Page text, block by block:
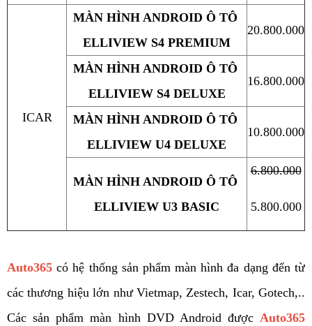
ICAR
MÀN HÌNH ANDROID Ô TÔ
ELLIVIEW S4 PREMIUM
20.800.000
MÀN HÌNH ANDROID Ô TÔ
ELLIVIEW S4 DELUXE
16.800.000
MÀN HÌNH ANDROID Ô TÔ
ELLIVIEW U4 DELUXE
10.800.000
MÀN HÌNH ANDROID Ô TÔ
ELLIVIEW U3 BASIC
6.800.000
5.800.000
Auto365 có hệ thống sản phẩm màn hình đa dạng đến từ
các thương hiệu lớn như Vietmap, Zestech, Icar, Gotech,..
Các sản phẩm màn hình DVD Android được Auto365